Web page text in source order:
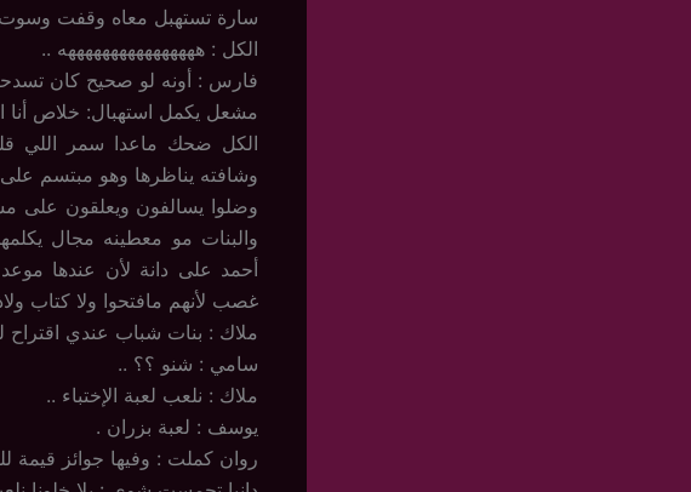
سارة تستهبل معاه وقفت وسوت
الكل : ههههههههههههههههه ..
فارس : أونه لو صحيح كان
مشعل يكمل استهبال: خلاص أنا
الكل ضحك ماعدا سمر اللي
وشافته يناظرها وهو مبتسم
وضلوا يسالفون ويعلقون على
والبنات مو معطينه مجال
أحمد على دانة لأن عندها
غصب لأنهم مافتحوا ولا كتاب
ملاك : بنات شباب عندي اقتراح
سامي : شنو ؟؟ ..
ملاك : نلعب لعبة الإختباء ..
يوسف : لعبة بزران .
روان كملت : وفيها جوائز قيمة